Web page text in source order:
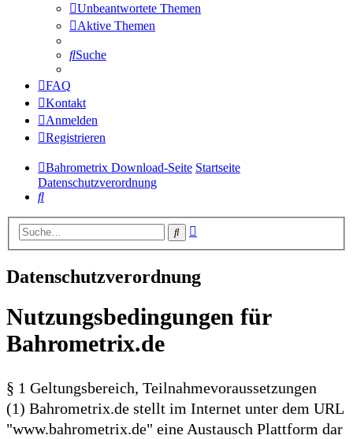
Unbeantwortete Themen
Aktive Themen
Suche
FAQ
Kontakt
Anmelden
Registrieren
Bahrometrix Download-Seite Startseite
Datenschutzverordnung
Suche
Suche
Datenschutzverordnung
Nutzungsbedingungen für
Bahrometrix.de
§ 1 Geltungsbereich, Teilnahmevoraussetzungen
(1) Bahrometrix.de stellt im Internet unter dem URL
"www.bahrometrix.de" eine Austausch Plattform dar